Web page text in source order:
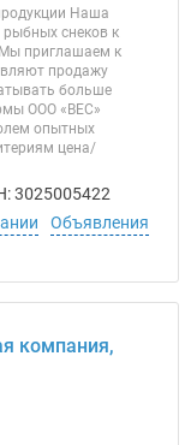
Наша
снеков к
приглашаем к
продажу
больше
ООО «ВЕС»
опытных
цена/
3025005422
Объявления
компания,